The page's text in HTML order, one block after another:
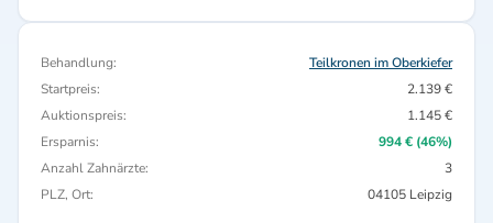
Behandlung:
Teilkronen im Oberkiefer
Startpreis:
2.139 €
Auktionspreis:
1.145 €
Ersparnis:
994 € (46%)
Anzahl Zahnärzte:
3
PLZ, Ort:
04105 Leipzig